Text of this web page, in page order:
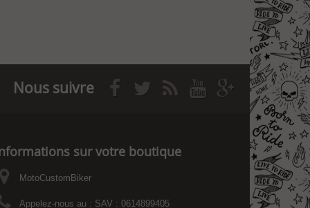
Nous suivre
sur votre boutique
MotoCustomBiker
Appelez-nous au : SAV : 0614899405